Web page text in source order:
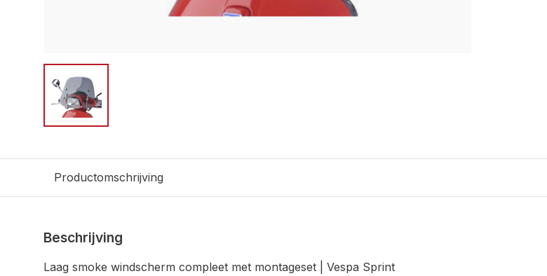
Productomschrijving
Beschrijving
Laag smoke windscherm compleet met montageset | Vespa Sprint